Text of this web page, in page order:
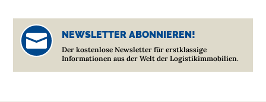
 NEWSLETTER ABONNIEREN!
Der kostenlose Newsletter für erstklassige
Informationen aus der Welt der Logistikimmobilien.